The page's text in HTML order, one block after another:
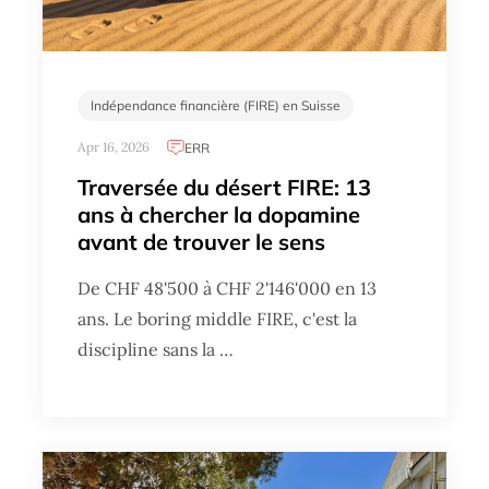
Indépendance financière (FIRE) en Suisse
Apr 16, 2026 ERR
Traversée du désert FIRE: 13
ans à chercher la dopamine
avant de trouver le sens
De CHF 48'500 à CHF 2'146'000 en 13
ans. Le boring middle FIRE, c'est la
discipline sans la …